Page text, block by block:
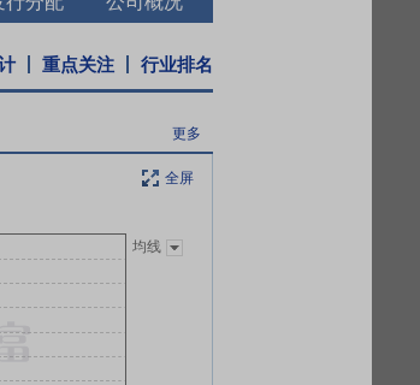
重点关注 行业排名
更多
全屏
均线